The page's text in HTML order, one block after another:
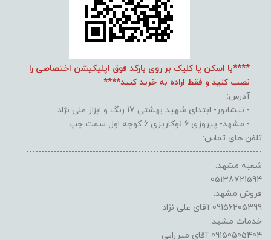
****با اسکن یا کلیک بر روی بارکد فوق اپلیکیشن اختصاصی را
نصب کنید و فقط اراده به خرید کنید****
آدرس:
- نیشابور- ابتدای شهید بهشتی 17 رنگ و ابزار علی نژاد
- مشهد- پیروزی 6 نوکاریزی 6 کوچه اول سمت چپ
تلفن های تماس:
------------------------------------------------------------------------------
شعبه مشهد:
05138721594
فروش مشهد:
09156205399 آقای علی نژاد
خدمات مشهد:
09150505404 آقای میرزایی